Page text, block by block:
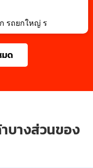
รถยกใหญ่ ร
ด
บางส่วนของ